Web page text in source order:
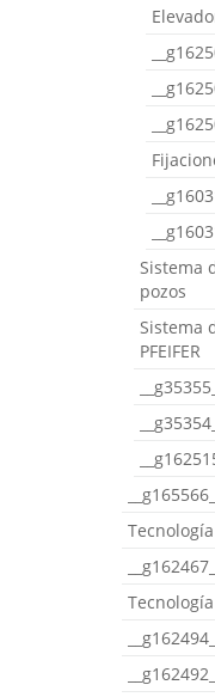
Sistema
pozos
Sistema
PFEIFER
__g35355__
__g35354__
__g165566__
__g162467__
__g162494__
__g162492__